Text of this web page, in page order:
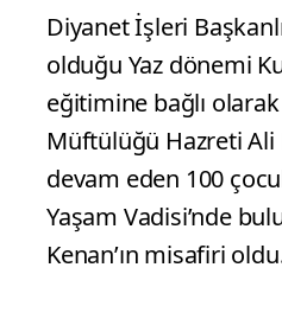
Diyanet İşleri
olduğu Yaz dönemi
eğitimine bağlı
Müftülüğü Hazreti Ali
devam eden 100
Yaşam Vadisi’nde
Kenan’ın misafiri